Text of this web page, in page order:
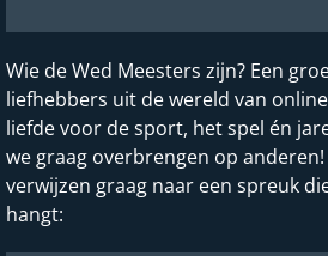
Wie de Wed Meesters zijn? Een
liefhebbers uit de wereld van
liefde voor de sport, het spel én
we graag overbrengen op anderen!
verwijzen graag naar een spreuk
hangt: